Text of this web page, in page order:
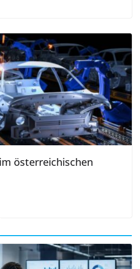
österreichischen